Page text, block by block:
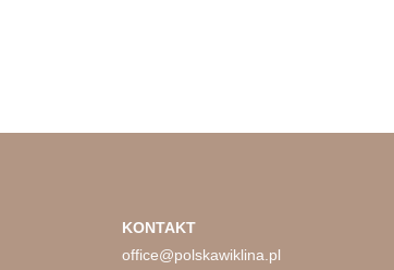
KONTAKT
office@polskawiklina.pl